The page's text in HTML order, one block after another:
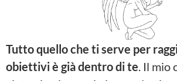
Tutto quello che ti serve per
obiettivi è già dentro di te . Il